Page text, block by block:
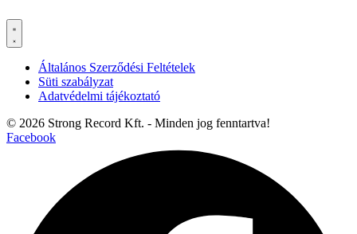
Általános Szerződési Feltételek
Süti szabályzat
Adatvédelmi tájékoztató
© 2026 Strong Record Kft. - Minden jog fenntartva!
Facebook